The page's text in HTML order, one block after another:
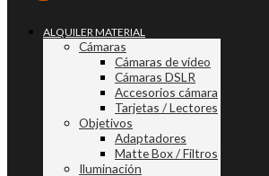
ALQUILER MATERIAL
Cámaras
Cámaras de vídeo
Cámaras DSLR
Accesorios cámara
Tarjetas / Lectores
Objetivos
Adaptadores
Matte Box / Filtros
Iluminación